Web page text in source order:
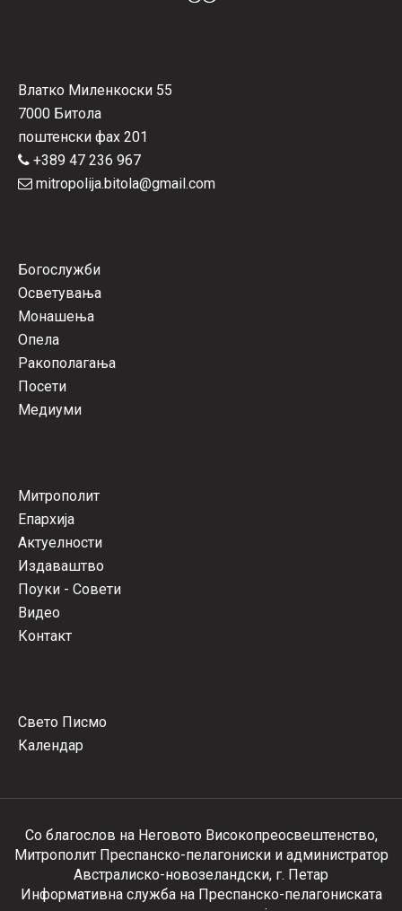
Влатко Миленкоски 55
7000 Битола
поштенски фах 201
+389 47 236 967
mitropolija.bitola@gmail.com
Богослужби
Осветувања
Монашења
Опела
Ракополагања
Посети
Медиуми
Митрополит
Епархија
Актуелности
Издаваштво
Поуки - Совети
Видео
Контакт
Свето Писмо
Календар
Со благослов на Неговото Високопреосвештенство,
Митрополит Преспанско-пелагониски и администратор
Австралиско-новозеландски, г. Петар
Информативна служба на Преспанско-пелагониската